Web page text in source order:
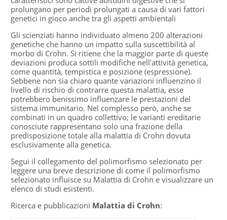
prolungano per periodi prolungati a causa di vari fattori
genetici in gioco anche tra gli aspetti ambientali
Gli scienziati hanno individuato almeno 200 alterazioni
genetiche che hanno un impatto sulla suscettibilità al
morbo di Crohn. Si ritiene che la maggior parte di queste
deviazioni produca sottili modifiche nell'attività genetica,
come quantità, tempistica e posizione (espressione).
Sebbene non sia chiaro quante variazioni influenzino il
livello di rischio di contrarre questa malattia, esse
potrebbero benissimo influenzare le prestazioni del
sistema immunitario. Nel complesso però, anche se
combinati in un quadro collettivo; le varianti ereditarie
conosciute rappresentano solo una frazione della
predisposizione totale alla malattia di Crohn dovuta
esclusivamente alla genetica.
Segui il collegamento del polimorfismo selezionato per
leggere una breve descrizione di come il polimorfismo
selezionato influisce su Malattia di Crohn e visualizzare un
elenco di studi esistenti.
Ricerca e pubblicazioni Malattia di Crohn: